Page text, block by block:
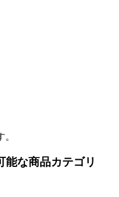
能な商品カテゴリ